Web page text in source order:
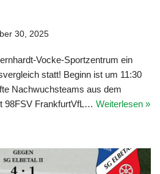
30, 2025
Vocke-Sportzentrum ein
statt! Beginn ist um 11:30
Nachwuchsteams aus dem
98FSV FrankfurtVfL… Weiterlesen »